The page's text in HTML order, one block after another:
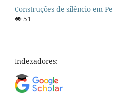
Construções de silêncio em
51
Indexadores: